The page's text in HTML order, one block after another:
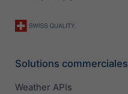
Solutions commerciales
Weather APIs